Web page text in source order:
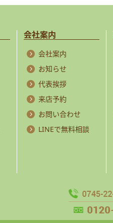
会社案内
会社案内
お知らせ
代表挨拶
来店予約
お問い合わせ
LINEで無料相談